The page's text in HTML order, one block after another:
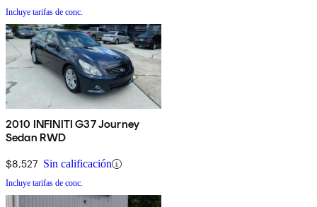
Incluye tarifas de conc.
2010 INFINITI G37 Journey
Sedan RWD
$8,527 Sin calificación
Incluye tarifas de conc.